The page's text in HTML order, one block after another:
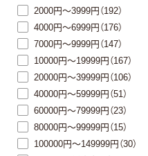
2000円～3999円（192）
4000円～6999円（176）
7000円～9999円（147）
10000円～19999円（167）
20000円～39999円（106）
40000円～59999円（51）
60000円～79999円（23）
80000円～99999円（15）
100000円～149999円（30）